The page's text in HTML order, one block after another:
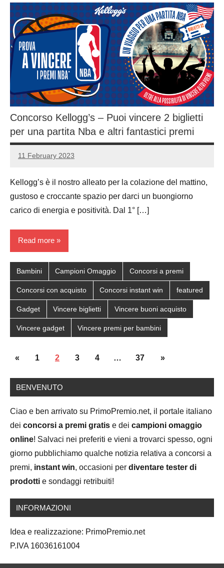
Concorso Kellogg’s – Puoi vincere 2 biglietti
per una partita Nba e altri fantastici premi
11 February 2023
Luca
No
Kellogg’s è il nostro alleato per la colazione del mattino,
gustoso e croccante spazio per darci un buongiorno
carico di energia e positività. Dal 1° […]
Read more
Bambini Campioni Omaggio Concorsi a premi
Concorsi con acquisto Concorsi instant win featured
Gadget Vincere biglietti Vincere buoni acquisto
Vincere gadget Vincere premi per bambini
Posts
«Previous
1 2 3 4 … 37
Next
»
BENVENUTO
Ciao e ben arrivato su PrimoPremio.net, il portale italiano
dei concorsi a premi gratis e dei campioni omaggio
online! Salvaci nei preferiti e vieni a trovarci spesso, ogni
giorno pubblichiamo qualche notizia relativa a concorsi a
premi, instant win, occasioni per diventare tester di
prodotti e sondaggi retribuiti!
INFORMAZIONI
Idea e realizzazione: PrimoPremio.net
P.IVA 16036161004